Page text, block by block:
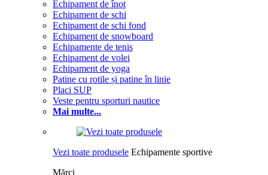
Echipament de înot
Echipament de schi
Echipament de schi fond
Echipament de snowboard
Echipamente de tenis
Echipament de volei
Echipament de yoga
Patine cu rotile și patine în linie
Placi SUP
Veste pentru sporturi nautice
Mai multe...
Vezi toate produsele Echipamente sportive
Mărci